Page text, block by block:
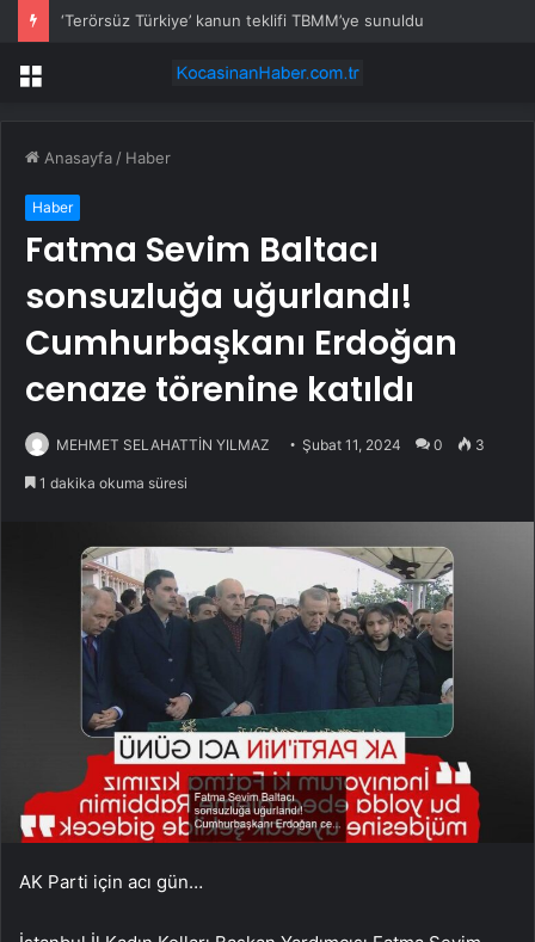
Menü
Anasayfa / Haber
Haber
Fatma Sevim Baltacı
sonsuzluğa uğurlandı!
Cumhurbaşkanı Erdoğan
cenaze törenine katıldı
MEHMET SELAHATTİN YILMAZ Şubat 11, 2024 0 3
1 dakika okuma süresi
AK Parti için acı gün…